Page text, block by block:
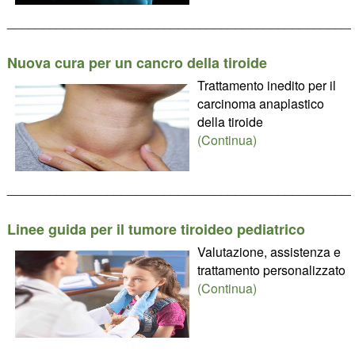
Nuova cura per un cancro della tiroide
Trattamento inedito per il
carcinoma anaplastico
della tiroide
(Continua)
Linee guida per il tumore tiroideo pediatrico
Valutazione, assistenza e
trattamento personalizzato
(Continua)